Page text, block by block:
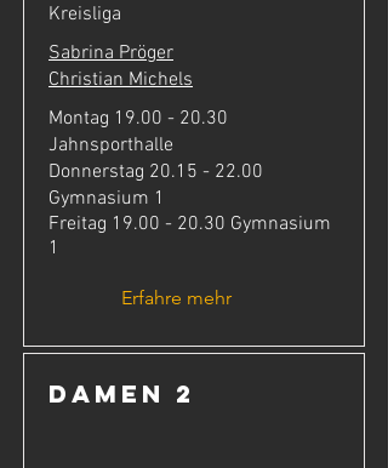
Kreisliga
Sabrina Pröger
Christian Michels
Montag 19.00 - 20.30
Jahnsporthalle
Donnerstag 20.15 - 22.00
Gymnasium 1
Freitag 19.00 - 20.30 Gymnasium
1
Erfahre mehr
Damen 2